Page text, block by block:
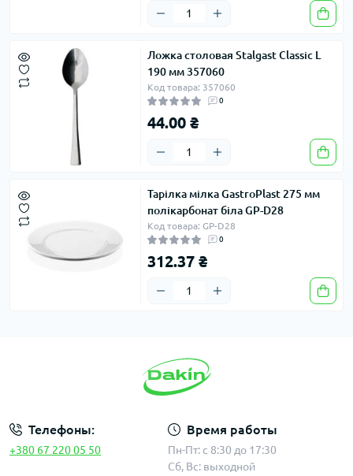
Ложка столовая Stalgast Classic L
190 мм 357060
Код товара: 357060
0
44.00 ₴
Тарілка мілка GastroPlast 275 мм
полікарбонат біла GP-D28
Код товара: GP-D28
0
312.37 ₴
Телефоны:
+380 67 220 05 50
Время работы
Пн-Пт: с 8:30 до 17:30
Сб, Вс: выходной